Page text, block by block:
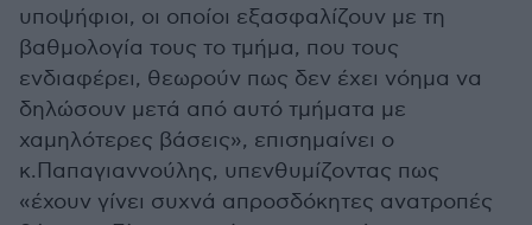
υποψήφιοι, οι οποίοι εξασφαλίζουν με τη
βαθμολογία τους το τμήμα, που τους
ενδιαφέρει, θεωρούν πως δεν έχει νόημα να
δηλώσουν μετά από αυτό τμήματα με
χαμηλότερες βάσεις», επισημαίνει ο
κ.Παπαγιαννούλης, υπενθυμίζοντας πως
«έχουν γίνει συχνά απροσδόκητες ανατροπές